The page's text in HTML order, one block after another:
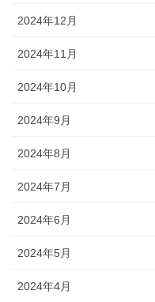
2024年12月
2024年11月
2024年10月
2024年9月
2024年8月
2024年7月
2024年6月
2024年5月
2024年4月